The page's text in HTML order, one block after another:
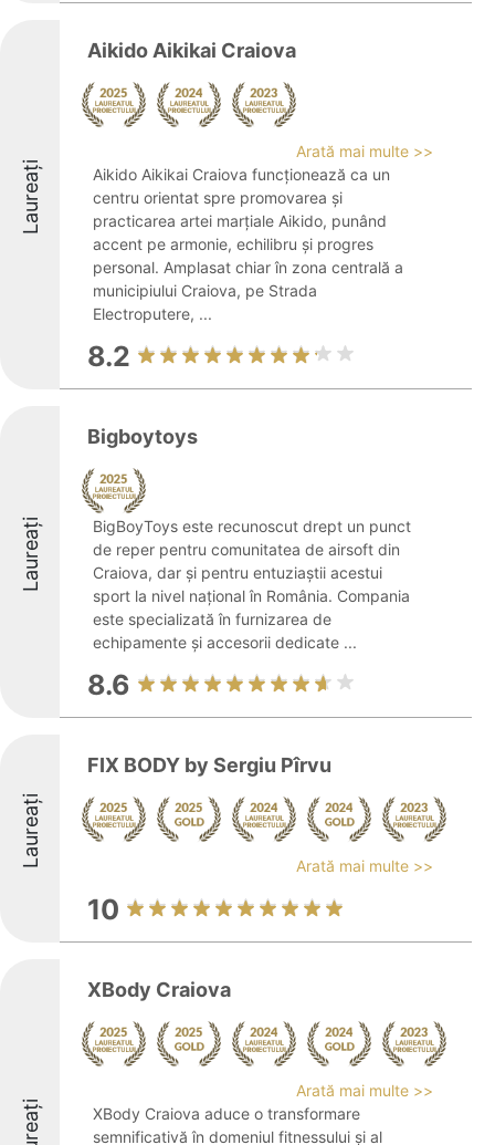
Laureați
Aikido Aikikai Craiova
Arată mai multe >>
Aikido Aikikai Craiova funcționează ca un
centru orientat spre promovarea și
practicarea artei marțiale Aikido, punând
accent pe armonie, echilibru și progres
personal. Amplasat chiar în zona centrală a
municipiului Craiova, pe Strada
Electroputere, ...
8.2
Laureați
Bigboytoys
BigBoyToys este recunoscut drept un punct
de reper pentru comunitatea de airsoft din
Craiova, dar și pentru entuziaștii acestui
sport la nivel național în România. Compania
este specializată în furnizarea de
echipamente și accesorii dedicate ...
8.6
Laureați
FIX BODY by Sergiu Pîrvu
Arată mai multe >>
10
XBody Craiova
Arată mai multe >>
XBody Craiova aduce o transformare
semnificativă în domeniul fitnessului și al